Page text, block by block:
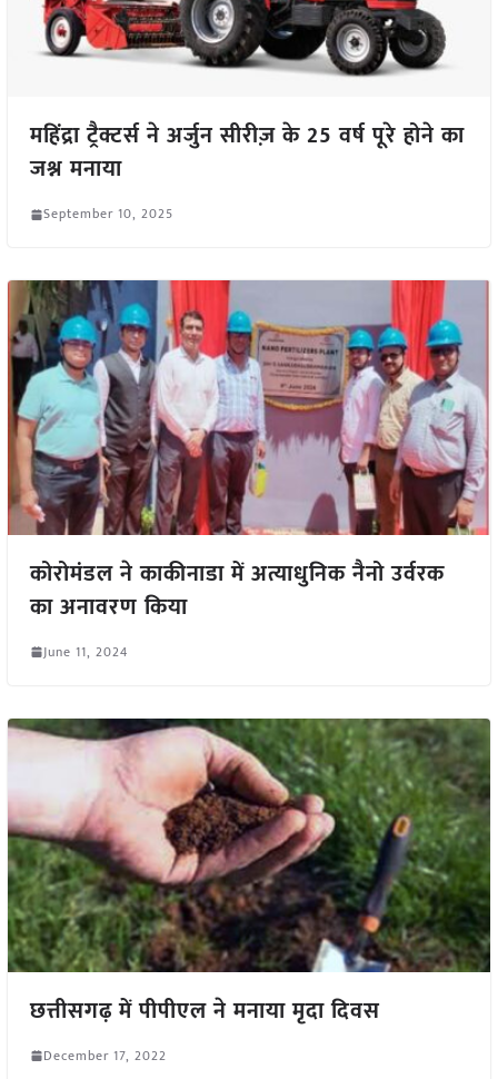
महिंद्रा ट्रैक्टर्स ने अर्जुन सीरीज़ के 25 वर्ष पूरे होने का
जश्न मनाया
September 10, 2025
कोरोमंडल ने काकीनाडा में अत्याधुनिक नैनो उर्वरक
का अनावरण किया
June 11, 2024
छत्तीसगढ़ में पीपीएल ने मनाया मृदा दिवस
December 17, 2022